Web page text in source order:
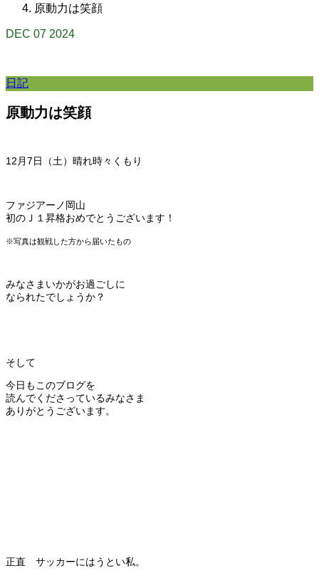
原動力は笑顔
DEC 07 2024
日記
原動力は笑顔
12月7日（土）晴れ時々くもり
ファジアーノ岡山
初のＪ１昇格おめでとうございます！
※写真は観戦した方から届いたもの
みなさまいかがお過ごしに
なられたでしょうか？
そして
今日もこのブログを
読んでくださっているみなさま
ありがとうございます。
正直 サッカーにはうとい私。